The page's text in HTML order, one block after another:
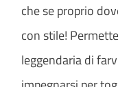
che se proprio
con stile!
leggendaria di